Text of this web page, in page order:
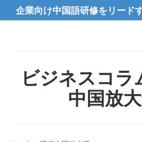
企業向け中国語研修をリード
ビジネスコラ
中国放